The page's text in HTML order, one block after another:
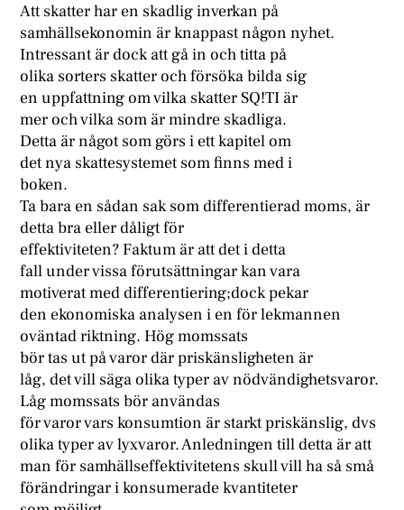
Att skatter har en skadlig inverkan på
samhällsekonomin är knappast någon nyhet.
Intressant är dock att gå in och titta på
olika sorters skatter och försöka bilda sig
en uppfattning om vilka skatter SQ!TI är
mer och vilka som är mindre skadliga.
Detta är något som görs i ett kapitel om
det nya skattesystemet som finns med i
boken.
Ta bara en sådan sak som differentierad moms, är
detta bra eller dåligt för
effektiviteten? Faktum är att det i detta
fall under vissa förutsättningar kan vara
motiverat med differentiering;dock pekar
den ekonomiska analysen i en för lekmannen
oväntad riktning. Hög momssats
bör tas ut på varor där priskänsligheten är
låg, det vill säga olika typer av nödvändighetsvaror.
Låg momssats bör användas
för varor vars konsumtion är starkt priskänslig, dvs
olika typer av lyxvaror. Anledningen till detta är att
man för samhällseffektivitetens skull vill ha så små
förändringar i konsumerade kvantiteter